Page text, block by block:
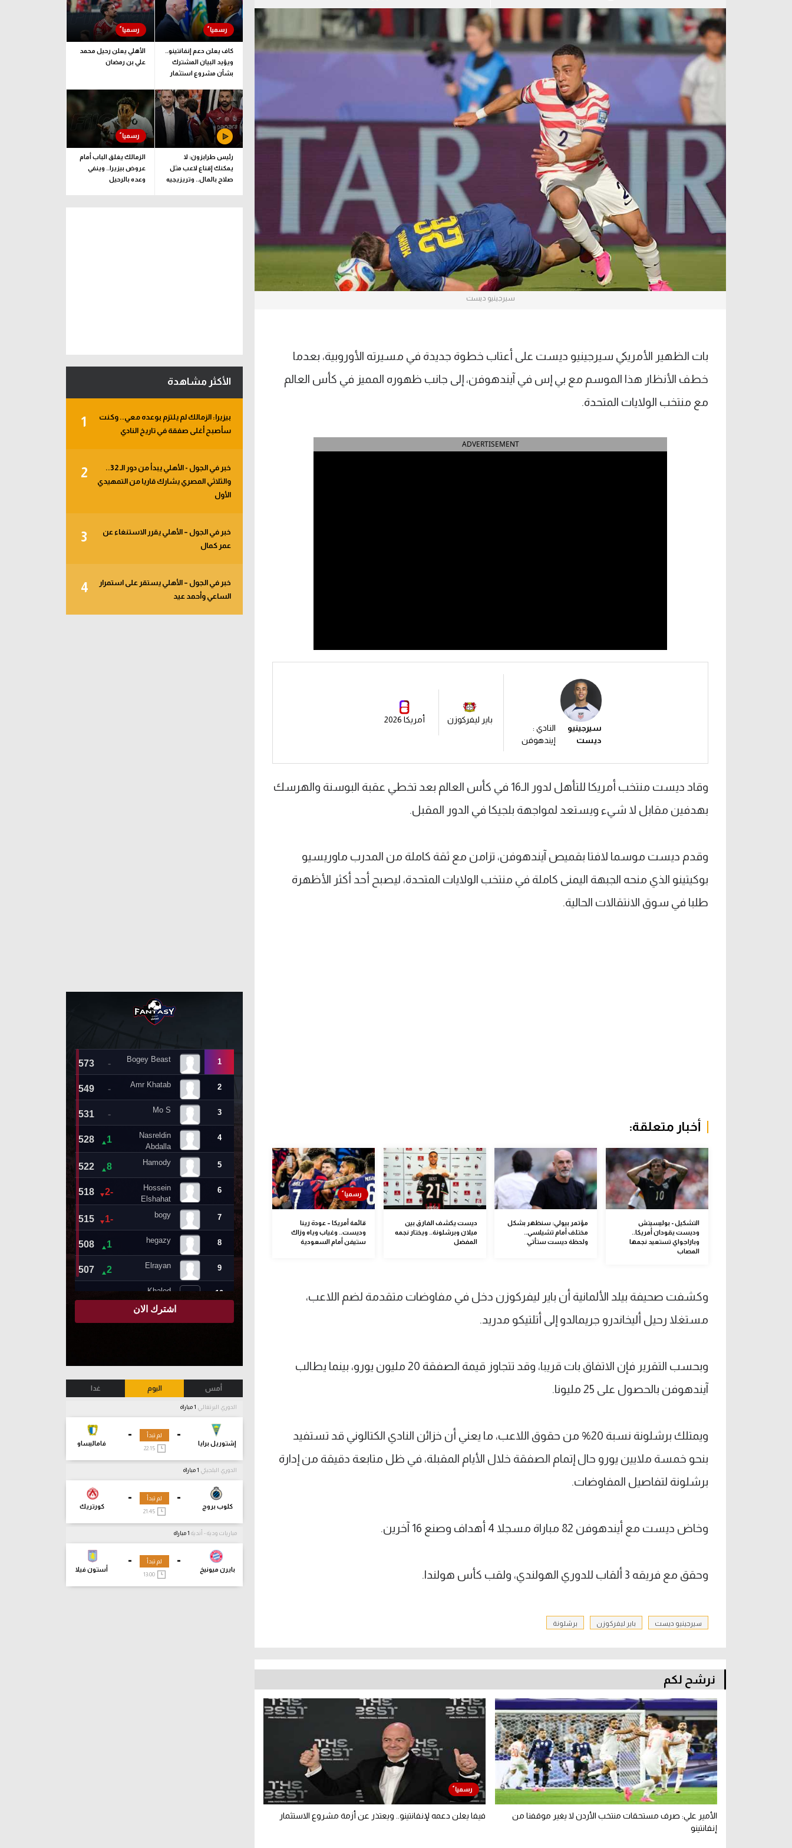
آراء حرة
ركن الألعاب
الدوري السعودي للمحترفين
دوري أبطال أوروبا
دوري أبطال إفريقيا
كل البطولات
دوري أبطال أوروبا
القسم الثاني
آسيا
ركن الألعاب
سيرجينيو ديست
بات الظهير الأمريكي سيرجينيو ديست على أعتاب خطوة جديدة في مسيرته الأوروبية، بعدما
خطف الأنظار هذا الموسم مع بي إس في آيندهوفن، إلى جانب ظهوره المميز في كأس العالم
مع منتخب الولايات المتحدة.
ADVERTISEMENT
سيرجينيو
ديست
النادي :
إيندهوفن
باير ليفركوزن أمريكا 2026
وقاد ديست منتخب أمريكا للتأهل لدور الـ16 في كأس العالم بعد تخطي عقبة البوسنة والهرسك
بهدفين مقابل لا شيء ويستعد لمواجهة بلجيكا في الدور المقبل.
وقدم ديست موسما لافتا بقميص آيندهوفن، تزامن مع ثقة كاملة من المدرب ماوريسيو
بوكيتينو الذي منحه الجبهة اليمنى كاملة في منتخب الولايات المتحدة، ليصبح أحد أكثر الأظهرة
طلبا في سوق الانتقالات الحالية.
أخبار متعلقة:
التشكيل - بوليسيتش
وديست يقودان أمريكا..
وباراجواي تستعيد نجمها
المصاب
مؤتمر بيولي: سنظهر بشكل
مختلف أمام تشيلسي..
ولحظة ديست ستأتي
ديست يكشف الفارق بين
ميلان وبرشلونة.. ويختار نجمه
المفضل
قائمة أمريكا – عودة رينا
وديست.. وغياب وياه وزاك
ستيفن أمام السعودية
وكشفت صحيفة بيلد الألمانية أن باير ليفركوزن دخل في مفاوضات متقدمة لضم اللاعب،
مستغلا رحيل أليخاندرو جريمالدو إلى أتلتيكو مدريد.
وبحسب التقرير فإن الاتفاق بات قريبا، وقد تتجاوز قيمة الصفقة 20 مليون يورو، بينما يطالب
آيندهوفن بالحصول على 25 مليونا.
ويمتلك برشلونة نسبة 20% من حقوق اللاعب، ما يعني أن خزائن النادي الكتالوني قد تستفيد
بنحو خمسة ملايين يورو حال إتمام الصفقة خلال الأيام المقبلة، في ظل متابعة دقيقة من إدارة
برشلونة لتفاصيل المفاوضات.
وخاض ديست مع أيندهوفن 82 مباراة مسجلا 4 أهداف وصنع 16 آخرين.
وحقق مع فريقه 3 ألقاب للدوري الهولندي، ولقب كأس هولندا.
سيرجينيو ديست باير ليفركوزن برشلونة
نرشح لكم
الأمير علي: صرف مستحقات منتخب الأردن لا يغير موقفنا من
إنفانتينو
فيفا يعلن دعمه لإنفانتينو.. ويعتذر عن أزمة مشروع الاستثمار
كاف يعلن دعم إنفانتينو..
ويؤيد البيان المشترك
بشأن مشروع استثمار
الأهلي يعلن رحيل محمد
علي بن رمضان
رئيس طرابزون: لا
يمكنك إقناع لاعب مثل
صلاح بالمال.. وتريزيجيه
الزمالك يغلق الباب أمام
عروض بيزيرا.. وينفي
وعده بالرحيل
الأكثر مشاهدة
1
بيزيرا: الزمالك لم يلتزم بوعده معي.. وكنت
سأصبح أغلى صفقة في تاريخ النادي
2
خبر في الجول - الأهلي يبدأ من دور الـ 32..
والثلاثي المصري يشارك قاريا من التمهيدي
الأول
3
خبر في الجول – الأهلي يقرر الاستنغاء عن
عمر كمال
4
خبر في الجول – الأهلي يستقر على استمرار
الساعي وأحمد عيد
أمس اليوم غدا
الدوري البرتغالي
-
إشتوريل برايا
-
فاماليساو
لم تبدأ
22:15
الدوري البلجيكي
-
كلوب بروج
-
كورتريك
لم تبدأ
مباريات ودية - أندية
-
بايرن ميونيخ
-
أستون فيلا
لم تبدأ